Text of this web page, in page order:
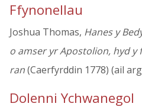
Ffynonellau
Joshua Thomas, Hanes y
o amser yr Apostolion, hyd y
ran(Caerfyrddin 1778) (ail
Dolenni Ychwanegol